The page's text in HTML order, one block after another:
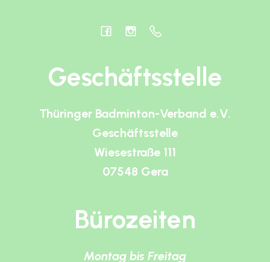
Geschäftsstelle
Thüringer Badminton-Verband e.V.
Geschäftsstelle
Wiesestraße 111
07548 Gera
Bürozeiten
Montag bis Freitag